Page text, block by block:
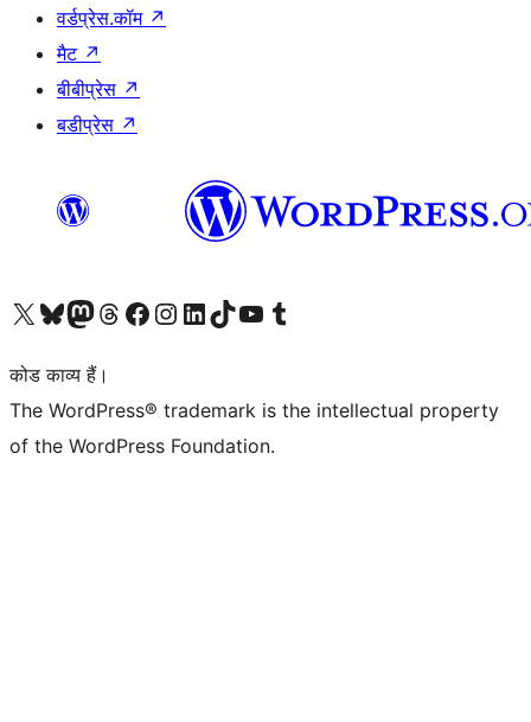
वर्डप्रेस.कॉम ↗
मैट ↗
बीबीप्रेस ↗
बडीप्रेस ↗
Visit our X (formerly Twitter) account
हमारे बलुस्की खाते पर जाएँVisit our Mastodon account
हमारे थ्रेड्स अकाउंट पर जाएंहमारे फेसबुक पेज पर जाएँहमारे इंस्टाग्राम अकाउंट पर जाएंहमारे लिंक्डइन खाते पर जाएँहमारे टिकटॉक खाते पर जाएँहमारे यूट्यूब चैनल पर जाएंहमारे Tumblr खाते पर जाएँ
कोड काव्य हैं।
The WordPress® trademark is the intellectual property
of the WordPress Foundation.